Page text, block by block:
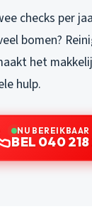
checks per
bomen?
het
hulp.
NU BEREIKBAAR
BEL 040